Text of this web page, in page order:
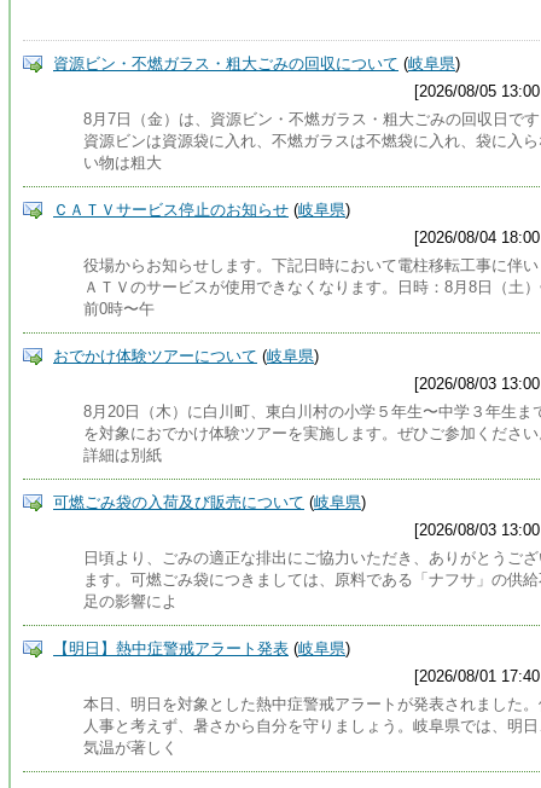
資源ビン・不燃ガラス・粗大ごみの回収について (岐阜県)
[2026/08/05
8月7日（金）は、資源ビン・不燃ガラス・粗大ごみの回収日で
資源ビンは資源袋に入れ、不燃ガラスは不燃袋に入れ、袋に入
い物は粗大
ＣＡＴＶサービス停止のお知らせ (岐阜県)
[2026/08/04
役場からお知らせします。下記日時において電柱移転工事に伴
ＡＴＶのサービスが使用できなくなります。日時：8月8日（土
前0時〜午
おでかけ体験ツアーについて (岐阜県)
[2026/08/03
8月20日（木）に白川町、東白川村の小学５年生〜中学３年生ま
を対象におでかけ体験ツアーを実施します。ぜひご参加くださ
詳細は別紙
可燃ごみ袋の入荷及び販売について (岐阜県)
[2026/08/03
日頃より、ごみの適正な排出にご協力いただき、ありがとうご
ます。可燃ごみ袋につきましては、原料である「ナフサ」の供
足の影響によ
【明日】熱中症警戒アラート発表 (岐阜県)
[2026/08/01
本日、明日を対象とした熱中症警戒アラートが発表されました
人事と考えず、暑さから自分を守りましょう。岐阜県では、明
気温が著しく